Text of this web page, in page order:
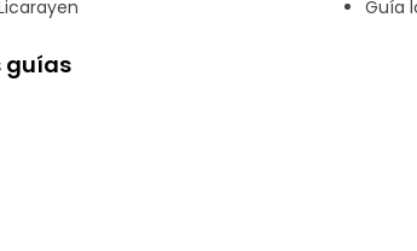
cerveza artesanal de la zona (Considerar
de conocer Puerto Varas comienza a pie!
Guía
guías